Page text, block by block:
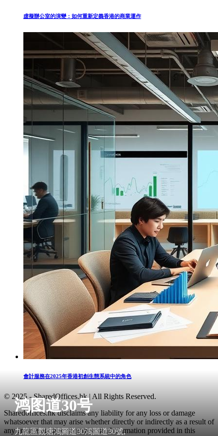
鸿图道30号
九龍區觀塘鴻圖道30鴻圖道30號,
虛擬辦公室的演變：如何重新定義香港的商業運作
會計服務在2025年香港初創生態系統中的角色
© 2025 - SharedOffices.hk | All Rights Reserved.
Sharedoffices.hk disclaims any liability for any loss or damage
whatsoever that may arise whether directly or indirectly as a result of
any error, inaccuracy or omission. Information provided in this